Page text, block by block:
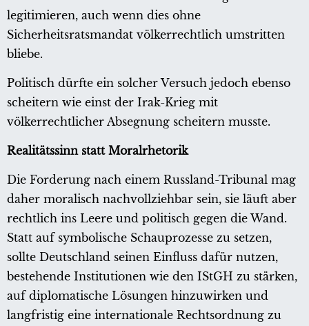
legitimieren, auch wenn dies ohne
Sicherheitsratsmandat völkerrechtlich umstritten
bliebe.
Politisch dürfte ein solcher Versuch jedoch ebenso
scheitern wie einst der Irak-Krieg mit
völkerrechtlicher Absegnung scheitern musste.
Realitätssinn statt Moralrhetorik
Die Forderung nach einem Russland-Tribunal mag
daher moralisch nachvollziehbar sein, sie läuft aber
rechtlich ins Leere und politisch gegen die Wand.
Statt auf symbolische Schauprozesse zu setzen,
sollte Deutschland seinen Einfluss dafür nutzen,
bestehende Institutionen wie den IStGH zu stärken,
auf diplomatische Lösungen hinzuwirken und
langfristig eine internationale Rechtsordnung zu